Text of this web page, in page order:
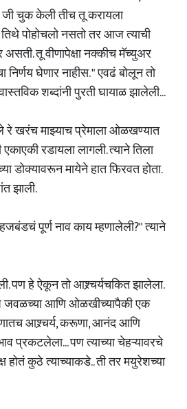
जी चुक केली तीच तू करायला
पोहोचलो नसतो तर आज त्याची
तू वीणापेक्षा नक्कीच मॅच्युअर
घेणार नाहीस. " एवढं बोलून तो
शब्दांनी पुरती घायाळ झालेली...
खरंच माझ्याच प्रेमाला ओळखण्यात
रडायला लागली. त्याने तिला
डोक्यावरून मायेने हात फिरवत होता.
झाली.
पूर्ण नाव काय म्हणालेली?" त्याने
पण हे ऐकून तो आश्र्चर्यचकित झालेला.
जवळच्या आणि ओळखीच्यापैकी एक
आश्र्चर्य, करूणा, आनंद आणि
प्रकटलेला... पण त्याच्या चेहऱ्यावरचे
कुठे त्याच्याकडे.. ती तर मयुरेशच्या